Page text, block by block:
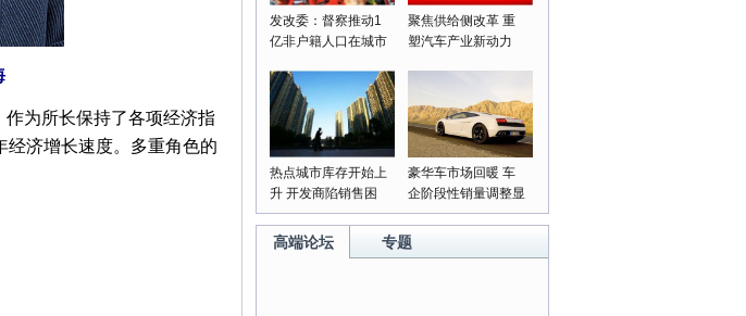
为所长保持了各项经济指
经济增长速度。多重角色的
发改委：督察推动1
亿非户籍人口在城市
聚焦供给侧改革 重
塑汽车产业新动力
热点城市库存开始上
升 开发商陷销售困
局
豪华车市场回暖 车
企阶段性销量调整显
成果
高端论坛 专题